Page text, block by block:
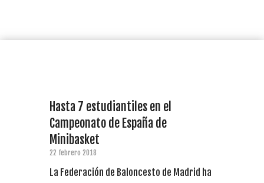
Hasta 7 estudiantiles en el
Campeonato de España de
Minibasket
22 febrero 2018
La Federación de Baloncesto de Madrid ha